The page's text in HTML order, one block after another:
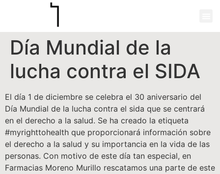
Día Mundial de la
lucha contra el SIDA
El día 1 de diciembre se celebra el 30 aniversario del
Día Mundial de la lucha contra el sida que se centrará
en el derecho a la salud. Se ha creado la etiqueta
#myrighttohealth que proporcionará información sobre
el derecho a la salud y su importancia en la vida de las
personas. Con motivo de este día tan especial, en
Farmacias Moreno Murillo rescatamos una parte de este